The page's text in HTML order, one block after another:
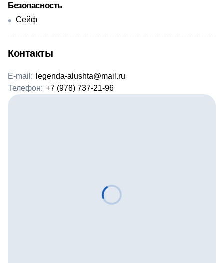
Безопасность
Сейф
Контакты
E-mail:
legenda-alushta@mail.ru
Телефон: +7 (978) 737-21-96